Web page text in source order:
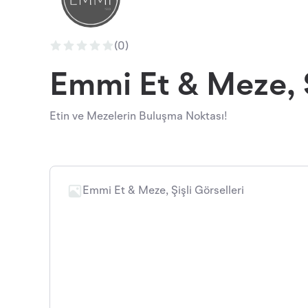
(0)
Emmi Et & Meze,
Etin ve Mezelerin Buluşma Noktası!
Emmi Et & Meze, Şişli Görselleri